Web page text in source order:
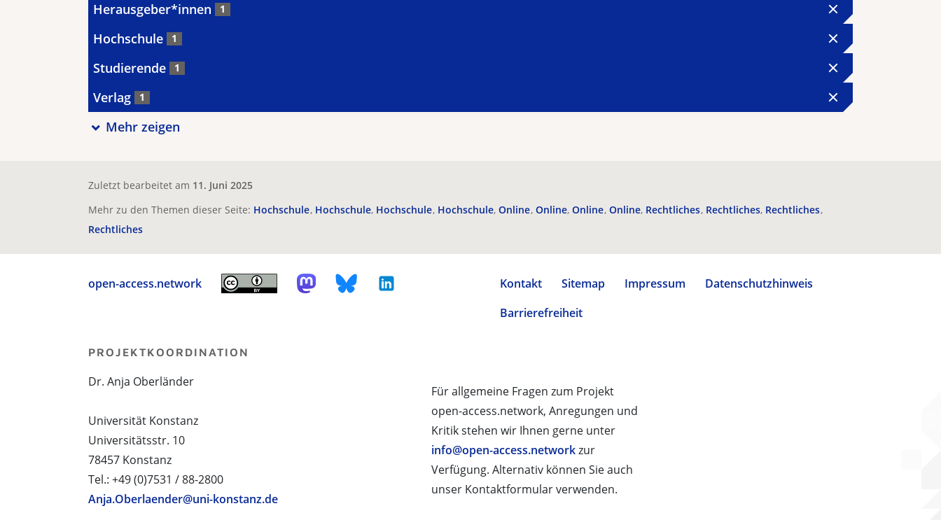
Herausgeber*innen 1
Hochschule 1
Studierende 1
Verlag 1
Mehr zeigen
Zuletzt bearbeitet am 11. Juni 2025
Mehr zu den Themen dieser Seite: Hochschule Hochschule Hochschule Hochschule Online Online Online Online Rechtliches Rechtliches Rechtliches
Rechtliches
open-access.network Kontakt Sitemap Impressum
Datenschutzhinweis
Barrierefreiheit
Für allgemeine Fragen zum Projekt
open-access.network, Anregungen und
Kritik stehen wir Ihnen gerne unter
info@open-access.networkzur
Verfügung. Alternativ können Sie auch
unser Kontaktformular verwenden.
PROJEKTKOORDINATION
Dr. Anja Oberländer
Universität Konstanz
Universitätsstr. 10
78457 Konstanz
Tel.: +49 (0)7531 / 88-2800
Anja.Oberlaender@uni-konstanz.de